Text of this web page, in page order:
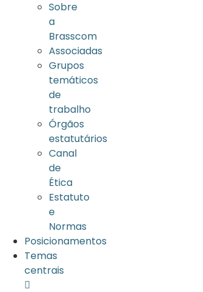
Sobre
a
Brasscom
Associadas
Grupos
temáticos
de
trabalho
Órgãos
estatutários
Canal
de
Ética
Estatuto
e
Normas
Posicionamentos
Temas
centrais